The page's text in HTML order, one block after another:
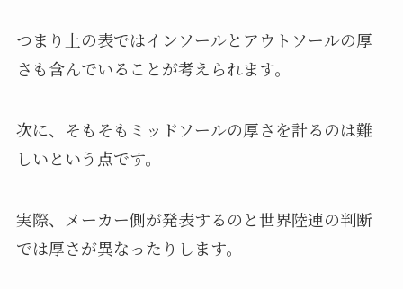
つまり上の表ではインソールとアウトソールの厚
さも含んでいることが考えられます。
次に、そもそもミッドソールの厚さを計るのは難
しいという点です。
実際、メーカー側が発表するのと世界陸連の判断
では厚さが異なったりします。